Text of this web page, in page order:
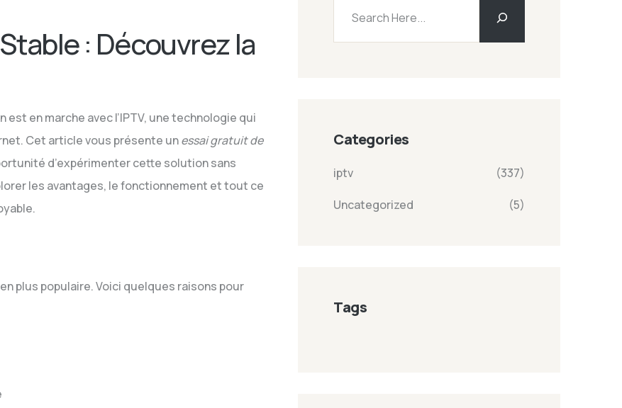
: Découvrez la
est en marche avec l’IPTV, une technologie qui
Cet article vous présente unessai gratuit de
d’expérimenter cette solution sans
les avantages, le fonctionnement et tout ce
plus populaire. Voici quelques raisons pour
Categories
iptv (337)
Uncategorized (5)
Tags